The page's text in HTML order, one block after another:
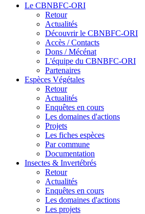
Le CBNBFC-ORI
Retour
Actualités
Découvrir le CBNBFC-ORI
Accès / Contacts
Dons / Mécénat
L'équipe du CBNBFC-ORI
Partenaires
Espèces Végétales
Retour
Actualités
Enquêtes en cours
Les domaines d'actions
Projets
Les fiches espèces
Par commune
Documentation
Insectes & Invertébrés
Retour
Actualités
Enquêtes en cours
Les domaines d'actions
Les projets